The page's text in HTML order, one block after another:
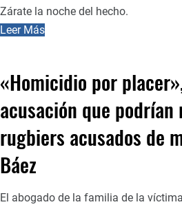
Zárate la noche del hecho.
Leer Más
«Homicidio por
acusación que
rugbiers acusados de
Báez
El abogado de la familia de la